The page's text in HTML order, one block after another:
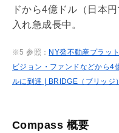
ドから4億ドル（日本
入れ急成長中。
※5 参照： NY発不動産プラッ
ビジョン・ファンドなどから
ルに到達 | BRIDGE（ブリッ
Compass 概要